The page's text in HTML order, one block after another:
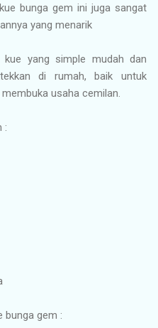
bunga gem ini juga sangat
yang menarik
yang simple mudah dan
di rumah, baik untuk
usaha cemilan.
:
bunga gem :